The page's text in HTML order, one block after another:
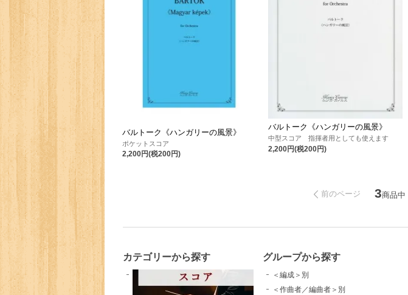
バルトーク《ハンガリーの風景》
ポケットスコア
2,200円(税200円)
バルトーク《ハンガリーの風景》
中型スコア 指揮者用としても使えます
2,200円(税200円)
前のページ 3商品中
カテゴリーから探す グループから探す
＜編成＞別
＜作曲者／編曲者＞別